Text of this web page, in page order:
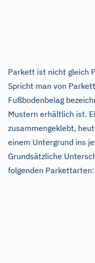
Parkett ist nicht gleich
Spricht man von
Fußbodenbelag
Mustern erhältlich ist.
zusammengeklebt,
einem Untergrund ins
Grundsätzliche
folgenden Parkettarten: